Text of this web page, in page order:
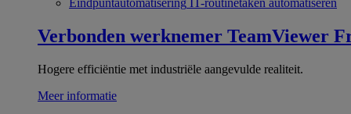
Verbonden werknemer TeamViewer
Hogere efficiëntie met industriële aangevulde realiteit.
Meer informatie